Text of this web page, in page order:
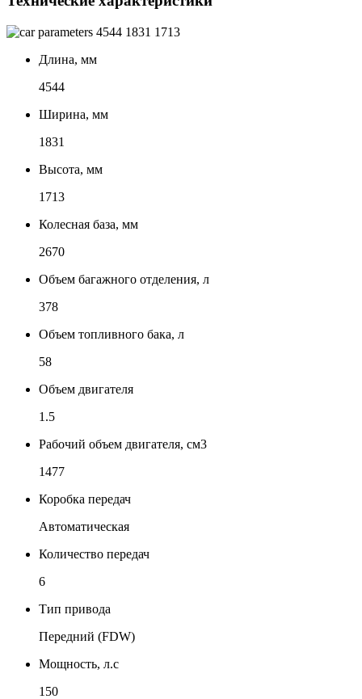
4544 1831 1713
Длина, мм
4544
Ширина, мм
1831
Высота, мм
1713
Колесная база, мм
2670
Объем багажного отделения, л
378
Объем топливного бака, л
58
Объем двигателя
1.5
Рабочий объем двигателя, см3
1477
Коробка передач
Автоматическая
Количество передач
6
Тип привода
Передний (FDW)
Мощность, л.с
150